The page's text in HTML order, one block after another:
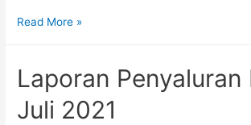
Laporan
2021
Read More »
Laporan Penyaluran
Juli 2021